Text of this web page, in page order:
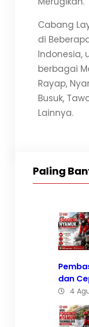
Cabang
di
Indonesia,
berbagai
Rayap,
Busuk,
Lainnya.
Paling
dan
4